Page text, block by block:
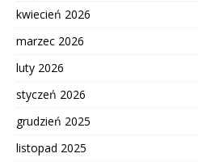
kwiecień 2026
marzec 2026
luty 2026
styczeń 2026
grudzień 2025
listopad 2025